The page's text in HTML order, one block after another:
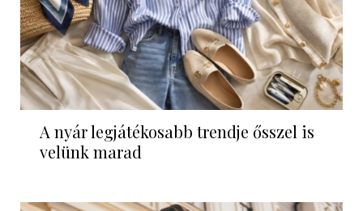
A nyár legjátékosabb trendje ősszel is
velünk marad